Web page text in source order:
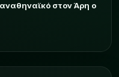
στον Άρη ο